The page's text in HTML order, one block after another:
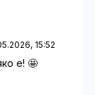
15:52
е! 🤩